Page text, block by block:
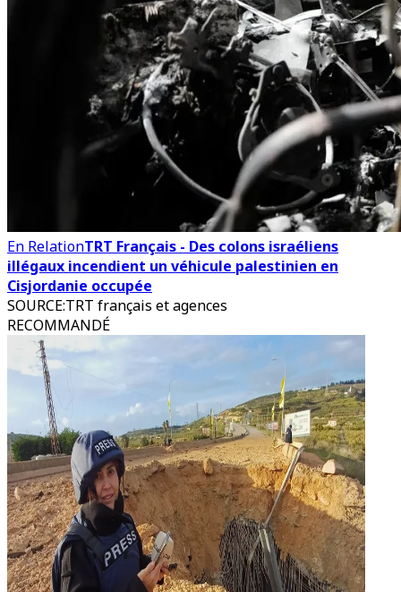
En RelationTRT Français - Des colons israéliens
illégaux incendient un véhicule palestinien en
Cisjordanie occupée
SOURCE:TRT français et agences
RECOMMANDÉ